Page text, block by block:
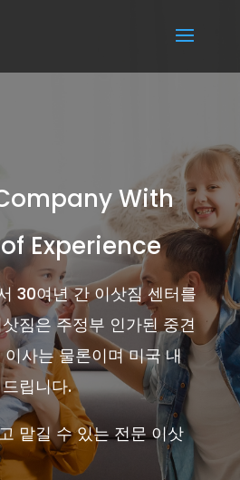
With
Experience
30여년 간 이삿짐 센터를
짐은 주정부 인가된 중견
사는 물론이며 미국 내
립니다.
맡길 수 있는 전문 이삿